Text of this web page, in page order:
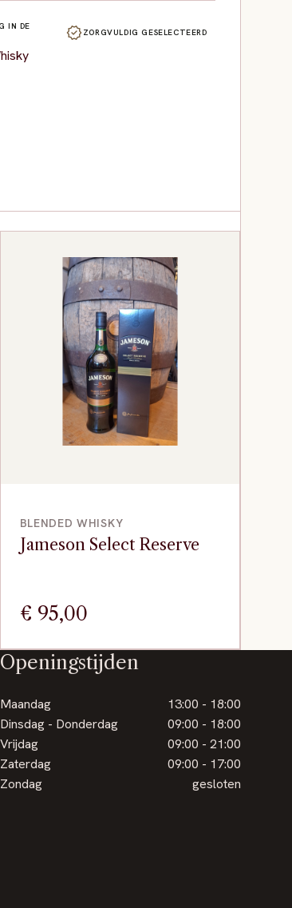
IN DE
verifiedZORGVULDIG GESELECTEERD
BLENDED WHISKY
Jameson Select Reserve
€ 95,00
Openingstijden
Maandag
13:00 - 18:00
Dinsdag - Donderdag
09:00 - 18:00
Vrijdag
09:00 - 21:00
Zaterdag
09:00 - 17:00
Zondag
gesloten